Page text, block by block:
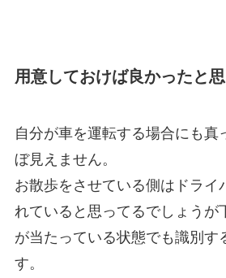
用意しておけば良かったと
自分が車を運転する場合にも真
ぼ見えません。
お散歩をさせている側はドライ
れていると思ってるでしょうが
が当たっている状態でも識別す
す。